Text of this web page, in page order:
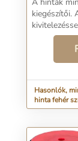
kiegészítői.
kialakítás
nyugágy
Hasonlók,
hinta fehér